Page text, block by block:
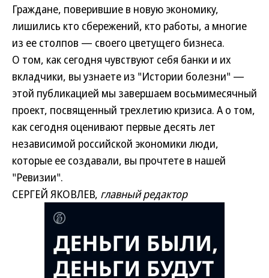
Граждане, поверившие в новую экономику,
лишились кто сбережений, кто работы, а многие
из ее столпов — своего цветущего бизнеса.
О том, как сегодня чувствуют себя банки и их
вкладчики, вы узнаете из "Истории болезни" —
этой публикацией мы завершаем восьмимесячный
проект, посвященный трехлетию кризиса. А о том,
как сегодня оценивают первые десять лет
независимой российской экономики люди,
которые ее создавали, вы прочтете в нашей
"Ревизии".
СЕРГЕЙ ЯКОВЛЕВ, главный редактор